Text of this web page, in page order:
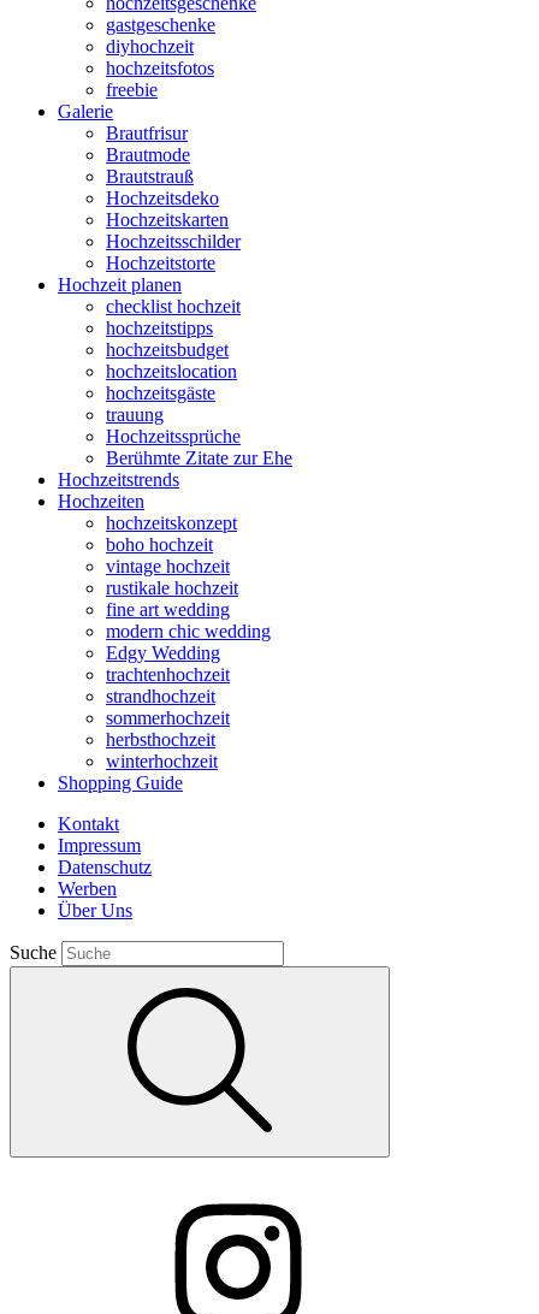
gastgeschenke
diyhochzeit
hochzeitsfotos
freebie
Galerie
Brautfrisur
Brautmode
Brautstrauß
Hochzeitsdeko
Hochzeitskarten
Hochzeitsschilder
Hochzeitstorte
Hochzeit planen
checklist hochzeit
hochzeitstipps
hochzeitsbudget
hochzeitslocation
hochzeitsgäste
trauung
Hochzeitssprüche
Berühmte Zitate zur Ehe
Hochzeitstrends
Hochzeiten
hochzeitskonzept
boho hochzeit
vintage hochzeit
rustikale hochzeit
fine art wedding
modern chic wedding
Edgy Wedding
trachtenhochzeit
strandhochzeit
sommerhochzeit
herbsthochzeit
winterhochzeit
Shopping Guide
Kontakt
Impressum
Datenschutz
Werben
Über Uns
Suche